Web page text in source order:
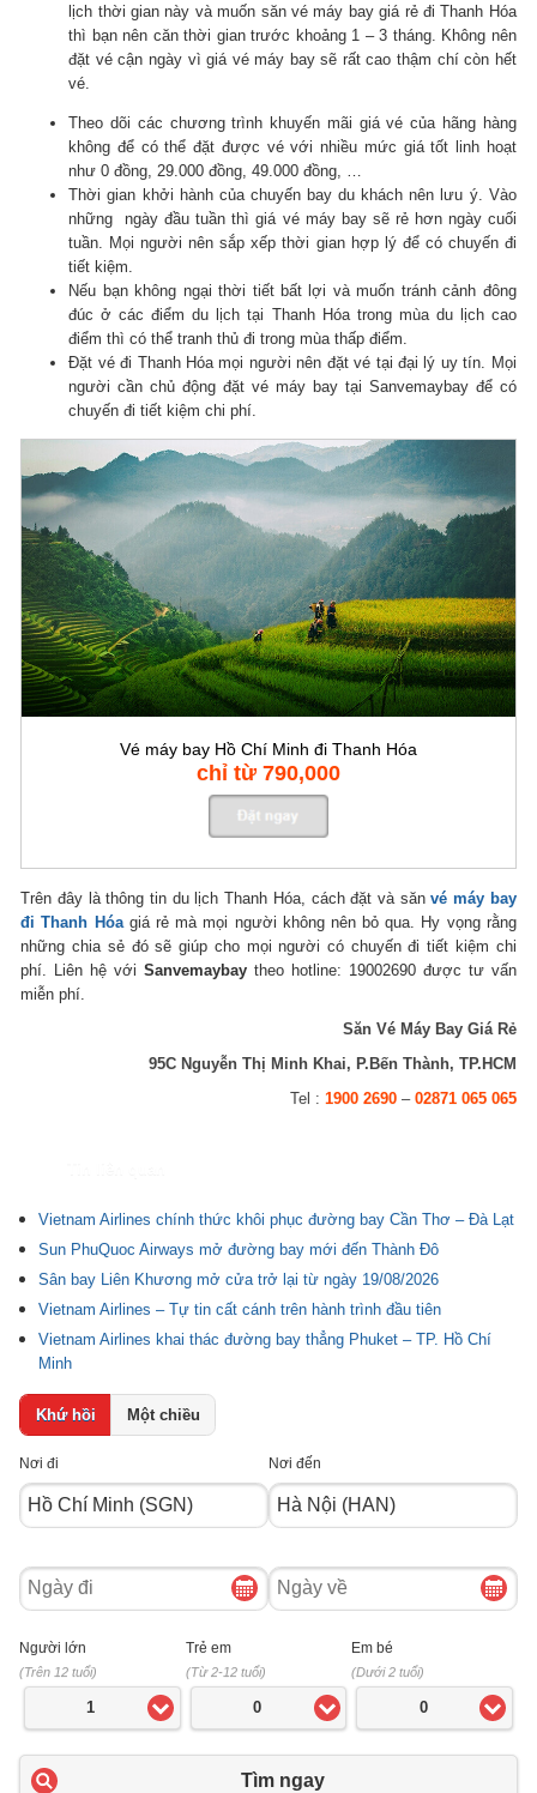
lịch thời gian này và muốn săn vé máy bay giá rẻ đi Thanh Hóa
thì bạn nên căn thời gian trước khoảng 1 – 3 tháng. Không nên
đặt vé cận ngày vì giá vé máy bay sẽ rất cao thậm chí còn hết
vé.
Theo dõi các chương trình khuyến mãi giá vé của hãng hàng
không để có thể đặt được vé với nhiều mức giá tốt linh hoạt
như 0 đồng, 29.000 đồng, 49.000 đồng, …
Thời gian khởi hành của chuyến bay du khách nên lưu ý. Vào
những ngày đầu tuần thì giá vé máy bay sẽ rẻ hơn ngày cuối
tuần. Mọi người nên sắp xếp thời gian hợp lý để có chuyến đi
tiết kiệm.
Nếu bạn không ngại thời tiết bất lợi và muốn tránh cảnh đông
đúc ở các điểm du lịch tại Thanh Hóa trong mùa du lịch cao
điểm thì có thể tranh thủ đi trong mùa thấp điểm.
Đặt vé đi Thanh Hóa mọi người nên đặt vé tại đại lý uy tín. Mọi
người cần chủ động đặt vé máy bay tại Sanvemaybay để có
chuyến đi tiết kiệm chi phí.
Vé máy bay Hồ Chí Minh đi Thanh Hóa
chỉ từ 790,000
Trên đây là thông tin du lịch Thanh Hóa, cách đặt và sănvé máy bay
đi Thanh Hóagiá rẻ mà mọi người không nên bỏ qua. Hy vọng rằng
những chia sẻ đó sẽ giúp cho mọi người có chuyến đi tiết kiệm chi
phí. Liên hệ vớiSanvemaybay theo hotline: 19002690 được tư vấn
miễn phí.
Săn Vé Máy Bay Giá Rẻ
95C Nguyễn Thị Minh Khai, P.Bến Thành, TP.HCM
Tel : 1900 2690– 02871 065 065
Vietnam Airlines chính thức khôi phục đường bay Cần Thơ – Đà Lạt
Sun PhuQuoc Airways mở đường bay mới đến Thành Đô
Sân bay Liên Khương mở cửa trở lại từ ngày 19/08/2026
Vietnam Airlines – Tự tin cất cánh trên hành trình đầu tiên
Vietnam Airlines khai thác đường bay thẳng Phuket – TP. Hồ Chí
Minh
Khứ hồi Một chiều
Nơi đi Nơi đến
Ngày
đi
Ngày
về
Người lớn
(Trên 12 tuổi)
1
Trẻ em
(Từ 2-12 tuổi)
0
Em bé
(Dưới 2 tuổi)
0
Tìm ngay